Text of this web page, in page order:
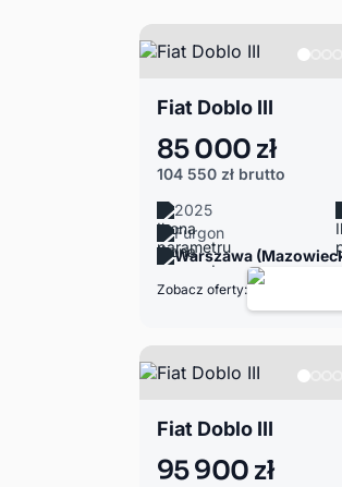
Fiat Doblo III
85 000 zł
104 550 zł brutto
2025
Furgon
Warszawa
Zobacz oferty:
Fiat Doblo III
95 900 zł